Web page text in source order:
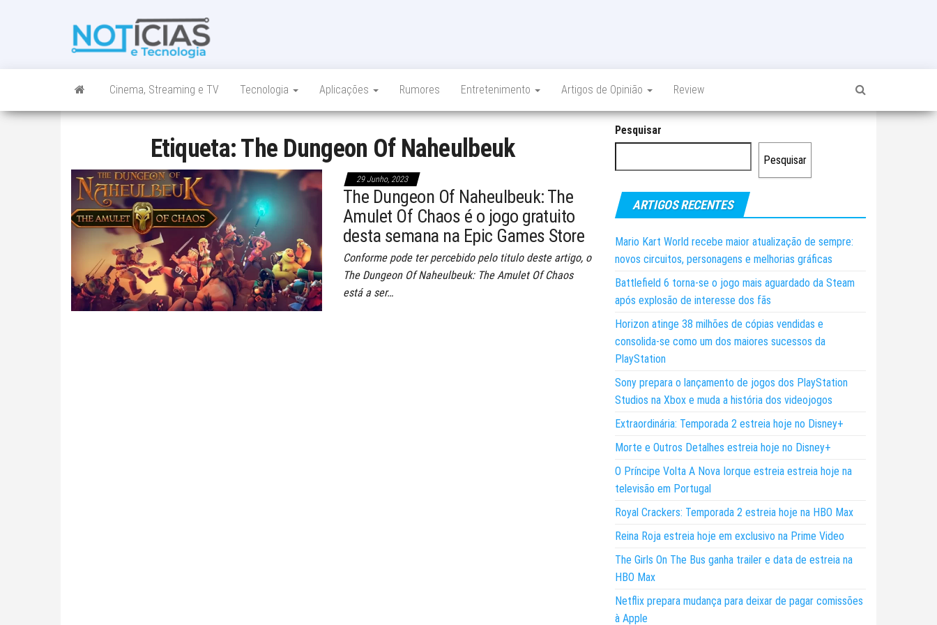
num só lugar
Cinema, Streaming e TV Tecnologia Aplicações Rumores Entretenimento Artigos de Opinião Review
Etiqueta:The Dungeon Of Naheulbeuk
29 Junho, 2023
The Dungeon Of Naheulbeuk: The
Amulet Of Chaos é o jogo gratuito
desta semana na Epic Games Store
Conforme pode ter percebido pelo titulo deste artigo, o
The Dungeon Of Naheulbeuk: The Amulet Of Chaos
está a ser…
Pesquisar
Pesquisar
ARTIGOS RECENTES
Mario Kart World recebe maior atualização de sempre:
novos circuitos, personagens e melhorias gráficas
Battlefield 6 torna-se o jogo mais aguardado da Steam
após explosão de interesse dos fãs
Horizon atinge 38 milhões de cópias vendidas e
consolida-se como um dos maiores sucessos da
PlayStation
Sony prepara o lançamento de jogos dos PlayStation
Studios na Xbox e muda a história dos videojogos
Extraordinária: Temporada 2 estreia hoje no Disney+
Morte e Outros Detalhes estreia hoje no Disney+
O Príncipe Volta A Nova Iorque estreia estreia hoje na
televisão em Portugal
Royal Crackers: Temporada 2 estreia hoje na HBO Max
Reina Roja estreia hoje em exclusivo na Prime Video
The Girls On The Bus ganha trailer e data de estreia na
HBO Max
Netflix prepara mudança para deixar de pagar comissões
à Apple